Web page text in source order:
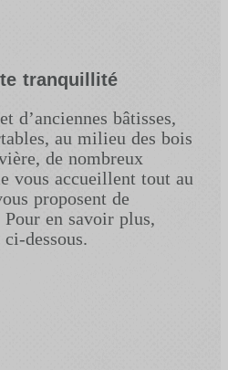
tranquillité
d’anciennes bâtisses,
au milieu des bois
de nombreux
vous accueillent tout au
proposent de
en savoir plus,
dessous.